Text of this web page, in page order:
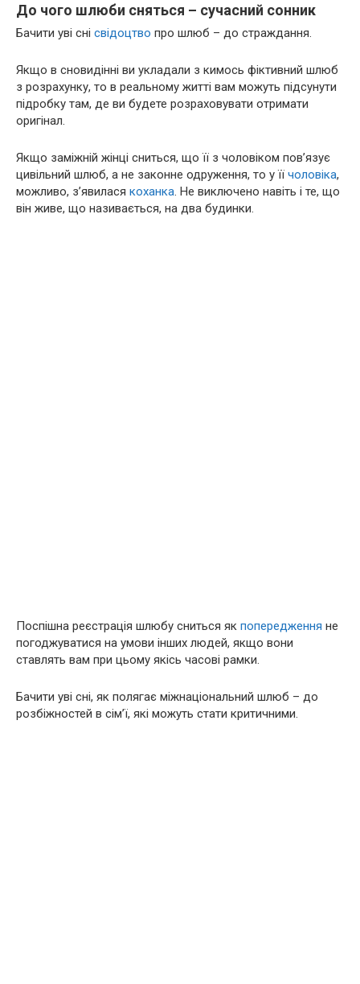
До чого шлюби сняться – сучасний сонник
Бачити уві сні свідоцтво про шлюб – до страждання.
Якщо в сновидінні ви укладали з кимось фіктивний шлюб
з розрахунку, то в реальному житті вам можуть підсунути
підробку там, де ви будете розраховувати отримати
оригінал.
Якщо заміжній жінці сниться, що її з чоловіком пов’язує
цивільний шлюб, а не законне одруження, то у її чоловіка,
можливо, з’явилася коханка. Не виключено навіть і те, що
він живе, що називається, на два будинки.
Поспішна реєстрація шлюбу сниться як попередження не
погоджуватися на умови інших людей, якщо вони
ставлять вам при цьому якісь часові рамки.
Бачити уві сні, як полягає міжнаціональний шлюб – до
розбіжностей в сім’ї, які можуть стати критичними.